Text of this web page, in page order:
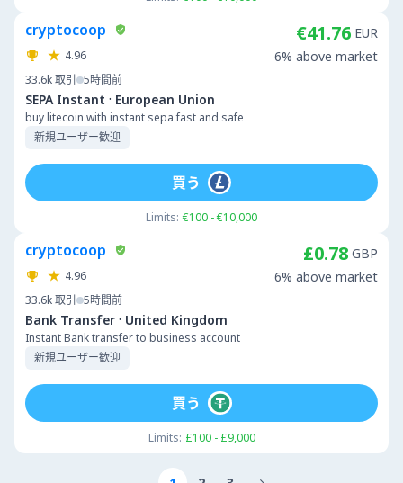
cryptocoop
4.96
33.6k取引 5時間前
SEPA Instant · European Union
buy litecoin with instant sepa fast and safe
新規ユーザー歓迎
€41.76 EUR
6% above market
Limits: €100 - €10,000
買う
cryptocoop
4.96
33.6k取引 5時間前
Bank Transfer · United Kingdom
Instant Bank transfer to business account
新規ユーザー歓迎
£0.78 GBP
6% above market
Limits: £100 - £9,000
買う